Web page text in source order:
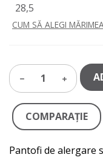
28,5
CUM SĂ ALEGI
1
COMPARAŢIE
Pantofi de alergare